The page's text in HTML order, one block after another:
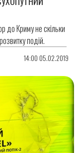
до Криму не скільки
подій.
14:00 05.02.2019